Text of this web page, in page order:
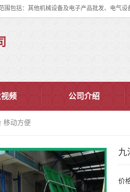
频 公司介绍
移动方便
九
价